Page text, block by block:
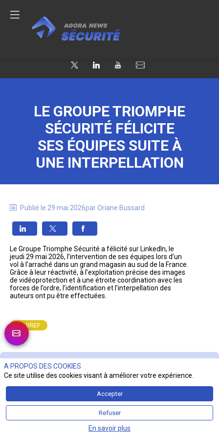
LE GROUPE TRIOMPHE
SÉCURITÉ FÉLICITE
SES ÉQUIPES SUITE À
UNE INTERPELLATION
Publié le 29 mai 2026parOriane Bussard
Le Groupe Triomphe Sécurité a félicité sur LinkedIn, le
jeudi 29 mai 2026, l’intervention de ses équipes lors d’un
vol à l’arraché dans un grand magasin au sud de la France.
Grâce à leur réactivité, à l’exploitation précise des images
de vidéoprotection et à une étroite coordination avec les
forces de l’ordre, l’identification et l’interpellation des
auteurs ont pu être effectuées.
EN BREF
A LA UNE
MICROSOFT DÉVOILE LE PREMIER MODÈLE D’IA DÉDIÉ
Le 27 juillet 2026, Microsoft a mis en lumière son premier
A PROPOS DES COOKIES
Ce site utilise des cookies visant à améliorer votre expérience.
Accepter
Refuser
En savoir plus